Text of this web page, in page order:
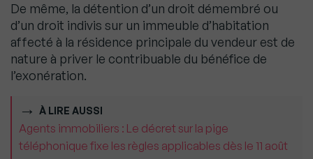
De même, la détention d’un droit démembré ou
d’un droit indivis sur un immeuble d’habitation
affecté à la résidence principale du vendeur est de
nature à priver le contribuable du bénéfice de
l’exonération.
À LIRE AUSSI
Agents immobiliers : Le décret sur la pige
téléphonique fixe les règles applicables dès le 11 août